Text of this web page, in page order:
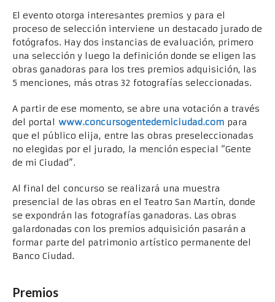
El evento otorga interesantes premios y para el
proceso de selección interviene un destacado jurado de
fotógrafos. Hay dos instancias de evaluación, primero
una selección y luego la definición donde se eligen las
obras ganadoras para los tres premios adquisición, las
5 menciones, más otras 32 fotografías seleccionadas.
A partir de ese momento, se abre una votación a través
del portal www.concursogentedemiciudad.com para
que el público elija, entre las obras preseleccionadas
no elegidas por el jurado, la mención especial “Gente
de mi Ciudad”.
Al final del concurso se realizará una muestra
presencial de las obras en el Teatro San Martín, donde
se expondrán las fotografías ganadoras. Las obras
galardonadas con los premios adquisición pasarán a
formar parte del patrimonio artístico permanente del
Banco Ciudad.
Premios